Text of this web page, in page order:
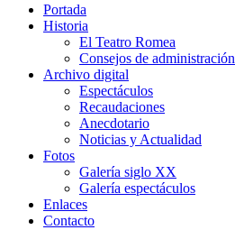
Portada
Historia
El Teatro Romea
Consejos de administración
Archivo digital
Espectáculos
Recaudaciones
Anecdotario
Noticias y Actualidad
Fotos
Galería siglo XX
Galería espectáculos
Enlaces
Contacto